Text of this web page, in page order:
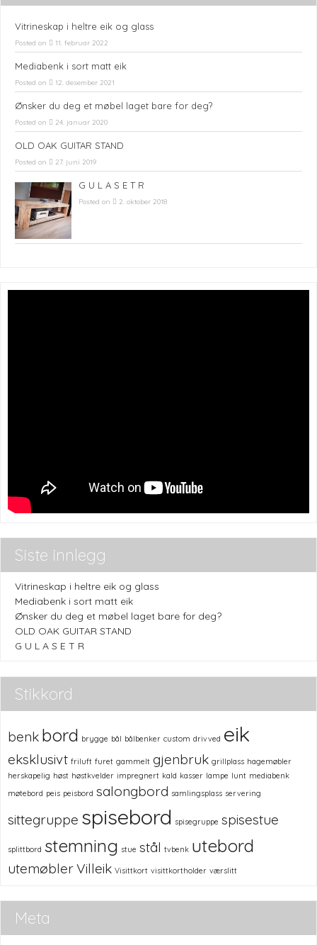
Vitrineskap i heltre eik og glass
Posted on 11. februar 2022
Mediabenk i sort matt eik
Posted on 12. desember 2021
Ønsker du deg et møbel laget bare for deg?
Posted on 24. januar 2020
OLD OAK GUITAR STAND
Posted on 27. juni 2019
G U L A S E T R
Posted on 2. oktober 2018
Siste innlegg
Vitrineskap i heltre eik og glass
Mediabenk i sort matt eik
Ønsker du deg et møbel laget bare for deg?
OLD OAK GUITAR STAND
G U L A S E T R
Stikkord
benk bord brygge bål bålbenker custom drivved eik
eksklusivt friluft furet gammelt gjenbruk grillplass hagemøbler
herskapelig høst høstkvelder impregnert kald kasser lampe lunt mediabenk
møtebord peis peisbord salongbord samlingsplass servering
sittegruppe spisebord spisegruppe spisestue
splittbord stemning stue stål tvbenk utebord
utemøblerVilleik Visittkort visittkortholder værslitt
Meta